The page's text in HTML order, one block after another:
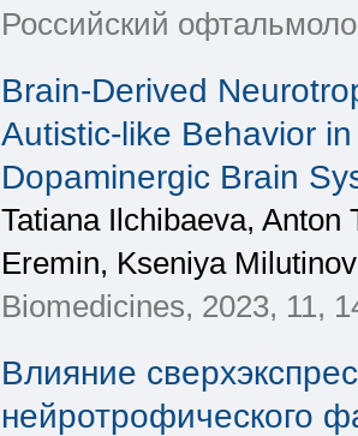
Российский
Brain-Derived
Autistic-like Behavior
Dopaminergic Brain
Tatiana Ilchibaeva,
Eremin, Kseniya
Biomedicines, 2023, 11,
Влияние
нейротрофического